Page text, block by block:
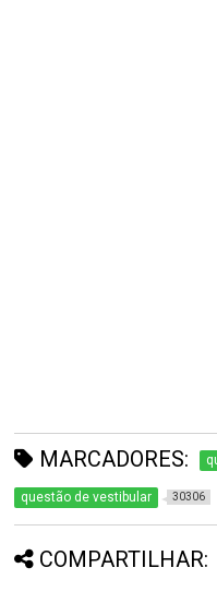
MARCADORES:
questão de vestibular 30306
COMPARTILHAR: